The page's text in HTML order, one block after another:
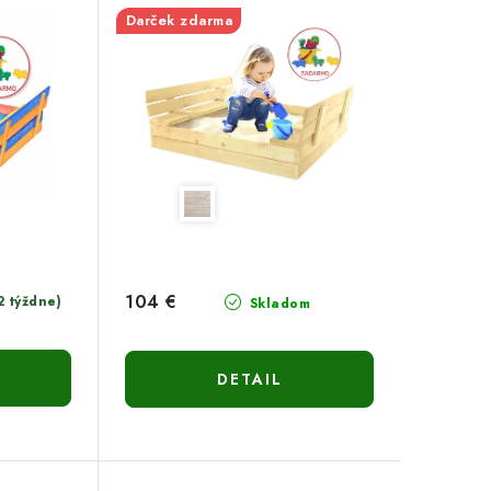
týždne)
Darček zdarma
Skladom
104 €
DETAIL